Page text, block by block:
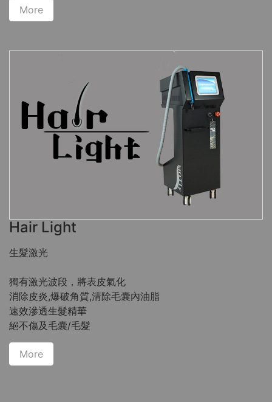
More
Hair Light
生髮激光
獨有激光波段，將表皮氣化
消除皮炎,爆破角質,清除毛囊內油脂
速效滲透生髮精華
絕不傷及毛囊/毛髮
More